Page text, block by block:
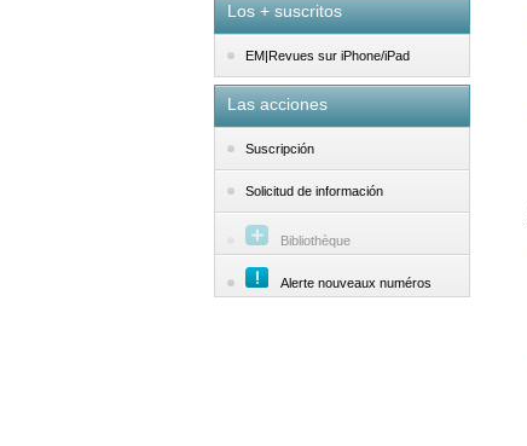
Los + suscritos
EM|Revues sur iPhone/iPad
Las acciones
Suscripción
Solicitud de información
Bibliothèque
Alerte nouveaux numéros